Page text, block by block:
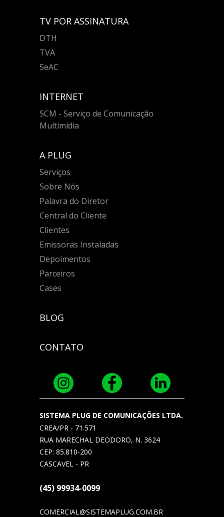
TV POR ASSINATURA
DTH
TVA
SeAC
INTERNET
SCM - Serviço de Comunicação
Multimídia
A PLUG
Serviços
Sobre Nós
Palavra do Diretor
Central do Cliente
Clientes
Emissoras Instaladas
Depoimentos
Parceiros
Cases
BLOG
CONTATO
SISTEMA PLUG DE COMUNICAÇÕES LTDA.
CREA/PR - 71.571
RUA MARECHAL DEODORO, N. 3624
CEP: 85.810-200
CASCAVEL - PR
(45) 99934-0099
COMERCIAL@SISTEMAPLUG.COM.BR